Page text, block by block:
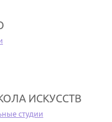
ИСКУССТВ
студии